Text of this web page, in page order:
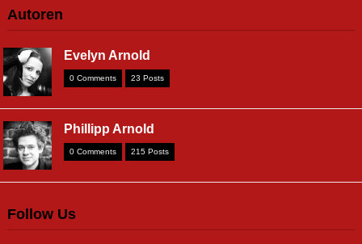
Autoren
Evelyn Arnold
0 Comments 23 Posts
Phillipp Arnold
0 Comments 215 Posts
Follow Us